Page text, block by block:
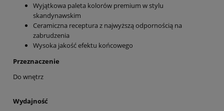
Wyjątkowa paleta kolorów premium w stylu
skandynawskim
Ceramiczna receptura z najwyższą odpornością na
zabrudzenia
Wysoka jakość efektu końcowego
Przeznaczenie
Do wnętrz
Wydajność